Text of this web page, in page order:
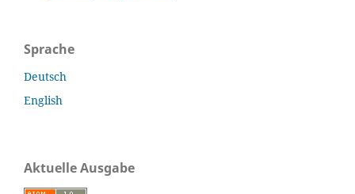
Sprache
Deutsch
English
Aktuelle Ausgabe